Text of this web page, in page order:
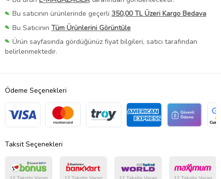
Bu satıcının ürünlerinde geçerli 350,00 TL Üzeri Kargo Bedava
Bu Satıcının Tüm Ürünlerini Görüntüle
Ürün sayfasında gördüğünüz fiyat bilgileri, satıcı tarafından
belirlenmektedir.
Ödeme Seçenekleri
Taksit Seçenekleri